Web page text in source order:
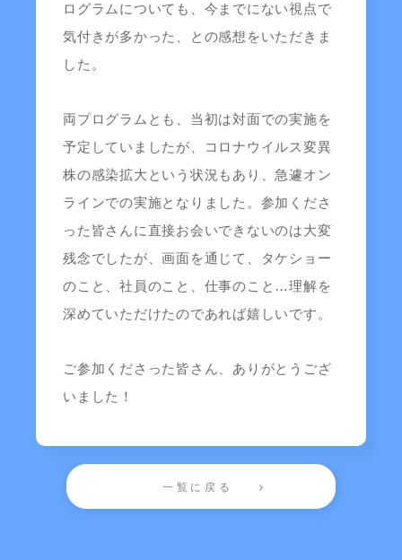
ログラムについても、今までにない視点で
気付きが多かった、との感想をいただきま
した。
両プログラムとも、当初は対面での実施を
予定していましたが、コロナウイルス変異
株の感染拡大という状況もあり、急遽オン
ラインでの実施となりました。参加くださ
った皆さんに直接お会いできないのは大変
残念でしたが、画面を通じて、タケショー
のこと、社員のこと、仕事のこと…理解を
深めていただけたのであれば嬉しいです。
ご参加くださった皆さん、ありがとうござ
いました！
一覧に戻る